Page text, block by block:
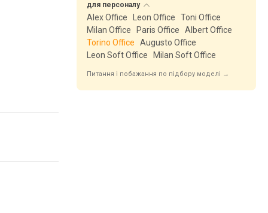
для персоналу
Alex Office Leon Office
Toni Office
Milan Office
Paris Office
Albert Office
Torino Office
Augusto Office
Leon Soft Office
Milan Soft Office
Питання і побажання по підбору моделі →